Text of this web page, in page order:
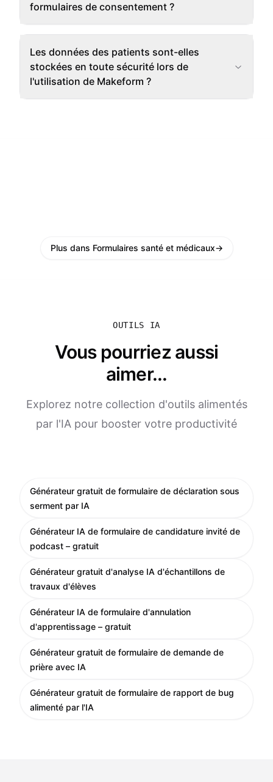
formulaires de consentement ?
Les données des patients sont-elles
stockées en toute sécurité lors de
l'utilisation de Makeform ?
Plus dans Formulaires santé et médicaux→
OUTILS IA
Vous pourriez aussi
aimer...
Explorez notre collection d'outils alimentés
par l'IA pour booster votre productivité
Générateur gratuit de formulaire de déclaration sous
serment par IA
Générateur IA de formulaire de candidature invité de
podcast – gratuit
Générateur gratuit d'analyse IA d'échantillons de
travaux d'élèves
Générateur IA de formulaire d'annulation
d'apprentissage – gratuit
Générateur gratuit de formulaire de demande de
prière avec IA
Générateur gratuit de formulaire de rapport de bug
alimenté par l'IA